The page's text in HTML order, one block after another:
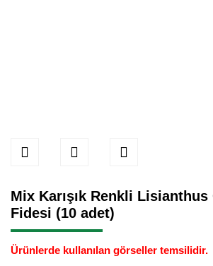
Mix Karışık Renkli
Fidesi (10 adet)
Ürünlerde kullanılan görseller temsilidir.